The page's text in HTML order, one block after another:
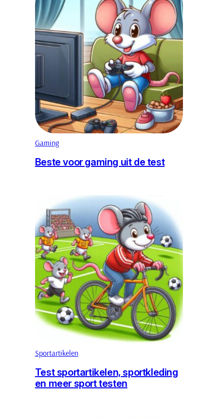
Gaming
Beste voor gaming uit de test
Sportartikelen
Test sportartikelen, sportkleding
en meer sport testen